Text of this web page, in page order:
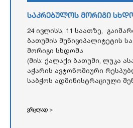
საკრებულოს მორიგი
24 ივლისს, 11 საათზე,
ბათუმის მუნიციპალიტეტის
მორიგი სხდომა
(მის: ქალაქი ბათუმი, ლუკა
აჭარის ავტონომიური
საბჭოს ადმინისტრაციული
ვრცლად >